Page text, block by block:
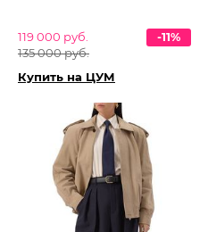
119 000 руб.
135 000 руб.
-11%
Купить на ЦУМ